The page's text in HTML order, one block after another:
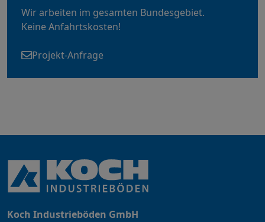
Wir arbeiten im gesamten Bundesgebiet.
Keine Anfahrtskosten!
Projekt-Anfrage
Koch Industrieböden GmbH